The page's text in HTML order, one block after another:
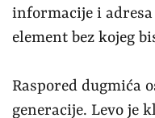
informacije i
element bez kojeg
Raspored dugmića
generacije. Levo je